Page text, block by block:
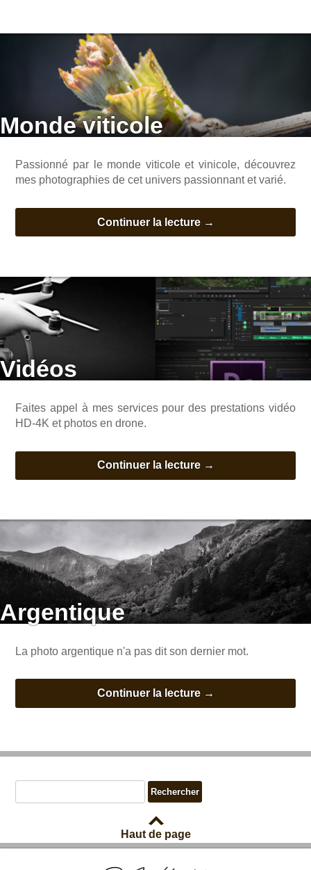
Monde viticole
Passionné par le monde viticole et vinicole, découvrez
mes photographies de cet univers passionnant et varié.
Continuer la lecture →
Vidéos
Faites appel à mes services pour des prestations vidéo
HD-4K et photos en drone.
Continuer la lecture →
Argentique
La photo argentique n'a pas dit son dernier mot.
Continuer la lecture →
Haut de page